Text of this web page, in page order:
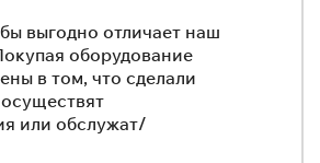
выгодно отличает наш
оборудование
в том, что сделали
или обслужат/